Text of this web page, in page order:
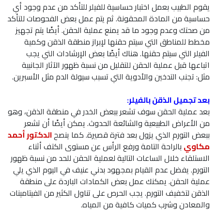
يقوم الطبيب بعمل اختبار حساسية للفيلر للتأكد من عدم وجود أي
حساسية من المادة المحقونة. ثم يتم عمل بعض الفحوصات للتأكد
من صحتك وعدم وجود ما قد يمنع عملية الحقن. أيضًا يتم تجهيز
مخطط للمناطق التي سيتم حقنها لإبراز منطقة الذقن وكمية
الفيلر التي سيتم حقنها. هناك أيضًا بعض الإرشادات التي يجب
اتباعها قبل عملية الحقن للتقليل من نسبة ظهور الآثار الجانبية
مثل: تجنب التدخين والأدوية التي تسبب سيولة الدم مثل الأسبرين.
بعد تجميل الذقن بالفيلر:
بعد عملية الحقن سوف تشعر ببعض الخدر في منطقة الذقن، وهو
من الأعراض الطبيعية والشائعة الحدوث. يمكن أيضًا أن تشعر
ببعض التورم الذي يزول بعد فترة قصيرة. كما ينصحالدكتور أحمد
مكاوي بالراحة التامة ورفع الرأس عن مستوى الكتف أثناء
الاستلقاء خلال الساعات التالية لعملية الحقن للحد من نسبة ظهور
التورم. يفضل عدم القيام بمجهود بدني عنيف في اليوم الذي يلي
عملية الحقن. يمكنك عمل بعض الكمادات الباردة على منطقة
الذقن لتخفيف التورم. يجب الحرص على تناول الكثير من الفيتامينات
والمعادن وشرب كميات كافية من المياه.